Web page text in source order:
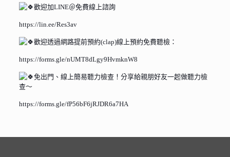
歡迎加LINE＠免費線上諮詢
https://lin.ee/Res3av
歡迎透過網路提前預約(clap)線上預約免費聽檢：
https://forms.gle/nUMT8dLgy9HvmknW8
免出門、線上簡易聽力檢查！分享給親朋好友一起做聽力檢
查～
https://forms.gle/fP56bF6jRJDR6a7HA